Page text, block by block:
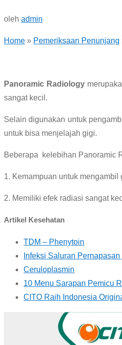
oleh admin
Home » Pemeriksaan Penunjang
Panoramic Radiology
sangat kecil.
Selain digunakan untuk
untuk bisa menjelajah gigi.
Beberapa kelebihan Panoramic
1. Kemampuan untuk
2. Memiliki efek radiasi sangat
Artikel Kesehatan
TDM – Phenytoin
Infeksi Saluran
Ceruloplasmin
10 Menu Sarapan Pemicu
CITO Raih Indonesia